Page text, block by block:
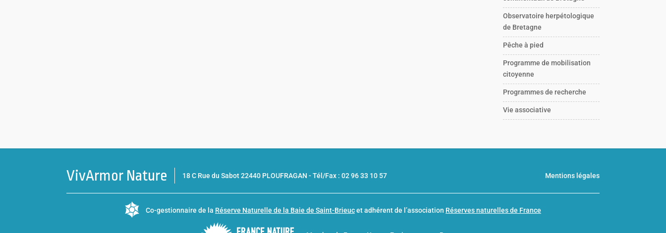
Observatoire herpétologique
de Bretagne
Pêche à pied
Programme de mobilisation
citoyenne
Programmes de recherche
Vie associative
VivArmor Nature 18 C Rue du Sabot 22440 PLOUFRAGAN -Tél/Fax : 02 96 33 10 57 Mentions légales
Co-gestionnaire de la Réserve Naturelle de la Baie de Saint-Brieucet adhérent de l’association Réserves naturelles de France